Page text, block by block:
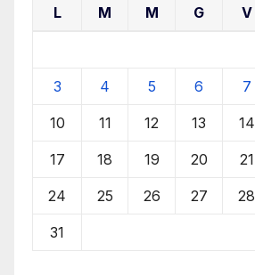
L M M G V
3 4 5 6 7
10 11 12 13 14
17 18 19 20 21
24 25 26 27 28
31